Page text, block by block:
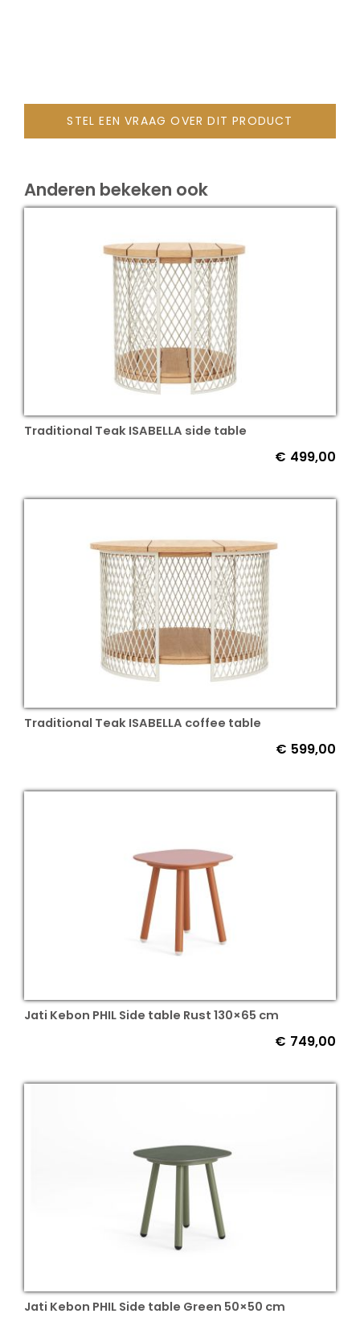
STEL EEN VRAAG OVER DIT PRODUCT
Anderen bekeken ook
Traditional Teak ISABELLA side table
€ 499,00
Traditional Teak ISABELLA coffee table
€ 599,00
Jati Kebon PHIL Side table Rust 130×65 cm
€ 749,00
Jati Kebon PHIL Side table Green 50×50 cm